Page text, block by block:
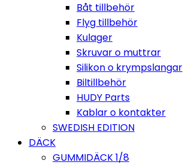
Båt tillbehör
Flyg tillbehör
Kulager
Skruvar o muttrar
Silikon o krympslangar
Biltillbehör
HUDY Parts
Kablar o kontakter
SWEDISH EDITION
DÄCK
GUMMIDÄCK 1/8